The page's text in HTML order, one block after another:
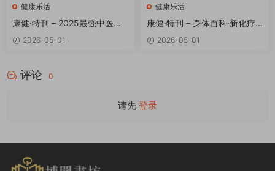
健康乐活
康健·特刊 – 2025最强中医慢
病宝典 PDF
2026-05-01
健康乐活
康健·特刊 – 身体百科·新化疗1
00问完全解答 PDF
2026-05-01
评论 0
请先 登录